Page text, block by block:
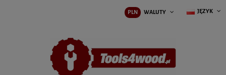
JĘZYK
PLN WALUTY